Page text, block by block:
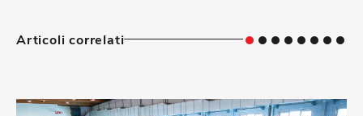
Articoli correlati